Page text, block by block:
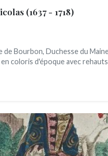
(1637 - 1718)
de Bourbon, Duchesse du
coloris d'époque avec